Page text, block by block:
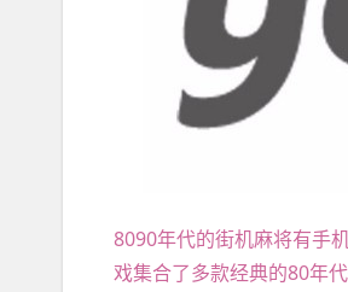
8090年代的街机麻将有手
戏集合了多款经典的80年